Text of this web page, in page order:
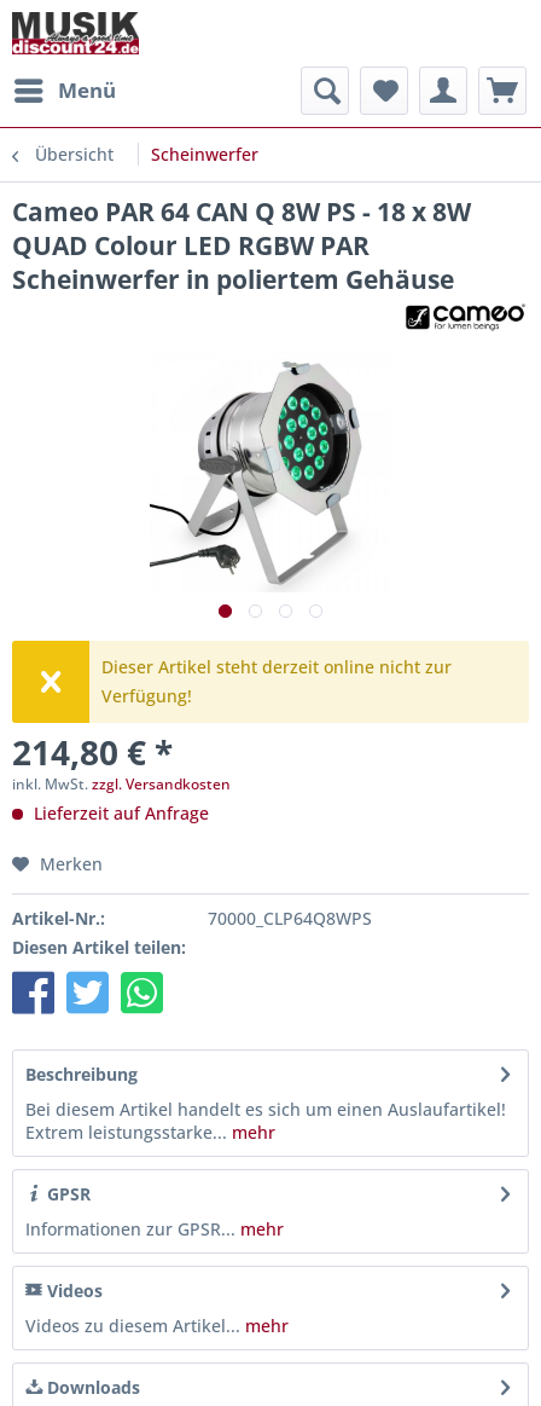
Menü
Übersicht Scheinwerfer
Cameo PAR 64 CAN Q 8W PS - 18 x 8W
QUAD Colour LED RGBW PAR
Scheinwerfer in poliertem Gehäuse
Dieser Artikel steht derzeit online nicht zur
Verfügung!
214,80 € *
inkl. MwSt.zzgl. Versandkosten
Lieferzeit auf Anfrage
Merken
Artikel-Nr.:
70000_CLP64Q8WPS
Diesen Artikel teilen:
Beschreibung
Bei diesem Artikel handelt es sich um einen Auslaufartikel!
Extrem leistungsstarke... mehr
GPSR
Informationen zur GPSR... mehr
Videos
Videos zu diesem Artikel... mehr
Downloads